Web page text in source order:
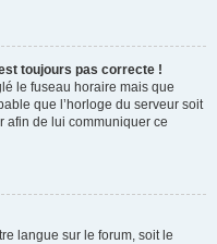
toujours pas correcte !
le fuseau horaire mais que
que l’horloge du serveur soit
afin de lui communiquer ce
langue sur le forum, soit le